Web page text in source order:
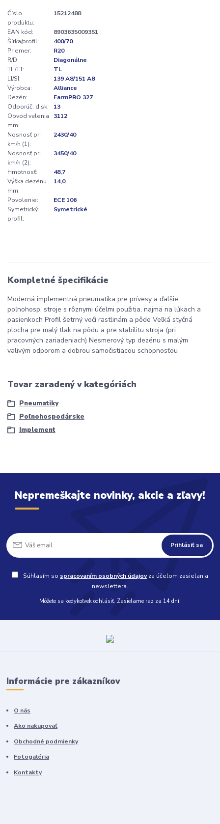
Číslo
produktu:
15212488
EAN kód:
8903635009351
Šírka/profil:
400/70
Priemer:
R20
R/D:
Diagonálne
TL/TT:
TL
LI/SI:
139 A8/151 A8
Výrobca:
Alliance
Dezén:
FarmPRO 327
Odporúč. disk:
13
Obvod valenia
mm:
3112
Nosnosť pri
km/h (1):
2430/40
Nosnosť pri
km/h (2):
3450/40
Hmotnosť:
48,7
Výška dezénu
mm:
14,0
Povolenie:
ECE 106
Symetrický
profil:
Symetrické
Kompletné špecifikácie
Moderná implementná pneumatika pre prívesy a ďalšie
poľnohosp. stroje s rôznymi účelmi použitia, najmä na lúkach a
pasienkoch Profil šetrný voči rastlinám a pôde Veľká styčná
plocha pre malý tlak na pôdu a pre stabilitu stroja (pri
pracovných zariadeniach) Nesmerový typ dezénu s malým
valivým odporom a dobrou samočistiacou schopnosťou
Tovar zaradený v kategóriách
Pneumatiky
Poľnohospodárske
Implement
Nepremeškajte novinky, akcie a zľavy!
Prihlásiť sa
Súhlasím so spracovaním osobných údajovza účelom zasielania
newslettera.
Môžete sa kedykoľvek odhlásiť. Zasielame raz za 14 dní.
Informácie pre zákazníkov
O nás
Ako nakupovať
Obchodné podmienky
Fotogaléria
Kontakty